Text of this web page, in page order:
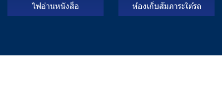
ไฟอ่านหนังสือ ห้องเก็บสัมภาระใต้รถ